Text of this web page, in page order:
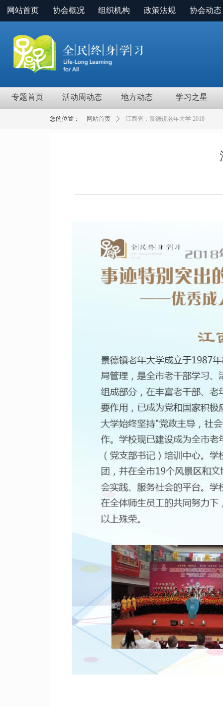
网站首页 协会概况 组织机构 政策法规 协会动态
活动周动态
专题首页 学习之星
地方动态
网站首页 ꄲ 江西省：景德镇老年大学 2018
您的位置：